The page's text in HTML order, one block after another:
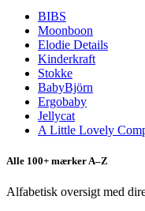
BIBS
Moonboon
Elodie Details
Kinderkraft
Stokke
BabyBjörn
Ergobaby
Jellycat
A Little Lovely
Alle 100+ mærker A–Z
Alfabetisk oversigt med